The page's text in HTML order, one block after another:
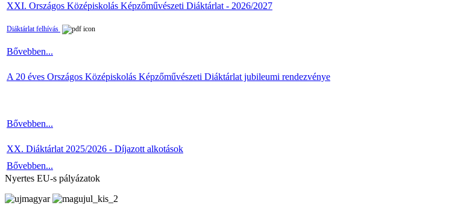
XXI. Országos Középiskolás Képzőművészeti Diáktárlat - 2026/2027
Diáktárlat felhívás
Bővebben...
A 20 éves Országos Középiskolás Képzőművészeti Diáktárlat jubileumi rendezvénye
Bővebben...
XX. Diáktárlat 2025/2026 - Díjazott alkotások
Bővebben...
Nyertes EU-s pályázatok